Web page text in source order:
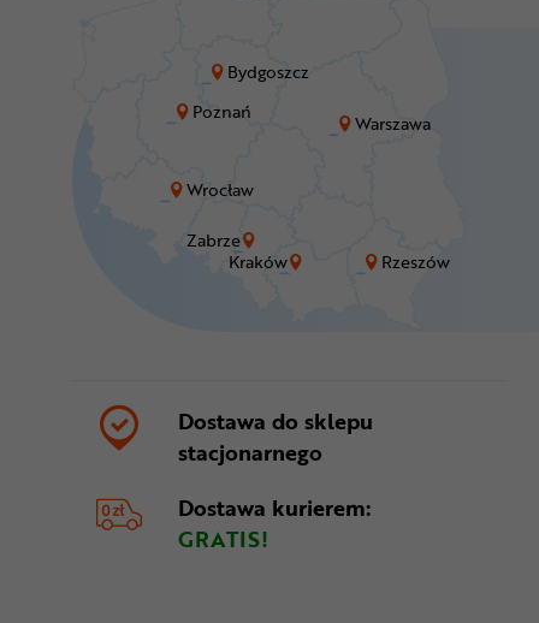
Bydgoszcz
Kraków
Poznań
Rzeszów
Warszawa
Wrocław
Zabrze
Dostawa do sklepu
stacjonarnego
Dostawa kurierem:
GRATIS!